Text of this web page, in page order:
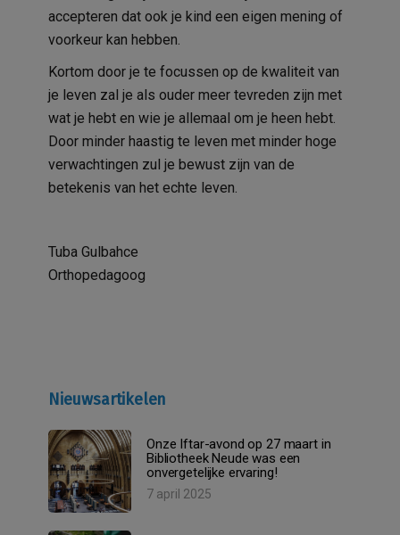
accepteren dat ook je kind een eigen mening of
voorkeur kan hebben.
Kortom door je te focussen op de kwaliteit van
je leven zal je als ouder meer tevreden zijn met
wat je hebt en wie je allemaal om je heen hebt.
Door minder haastig te leven met minder hoge
verwachtingen zul je bewust zijn van de
betekenis van het echte leven.
Tuba Gulbahce
Orthopedagoog
Nieuwsartikelen
Onze Iftar-avond op 27 maart in
Bibliotheek Neude was een
onvergetelijke ervaring!
7 april 2025